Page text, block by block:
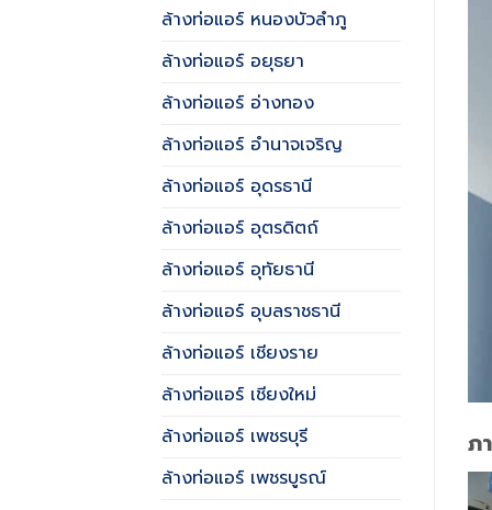
ล้างท่อแอร์ หนองบัวลำภู
ล้างท่อแอร์ อยุธยา
ล้างท่อแอร์ อ่างทอง
ล้างท่อแอร์ อำนาจเจริญ
ล้างท่อแอร์ อุดรธานี
ล้างท่อแอร์ อุตรดิตถ์
ล้างท่อแอร์ อุทัยธานี
ล้างท่อแอร์ อุบลราชธานี
ล้างท่อแอร์ เชียงราย
ล้างท่อแอร์ เชียงใหม่
ล้างท่อแอร์ เพชรบุรี
ล้างท่อแอร์ เพชรบูรณ์
ภ